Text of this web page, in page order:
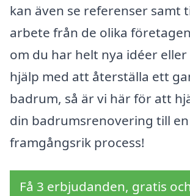
kan även se referenser samt
arbete från de olika
om du har helt nya idéer
hjälp med att återställa ett
badrum, så är vi här för att
din badrumsrenovering till
framgångsrik process!
Få 3 erbjudanden, gratis